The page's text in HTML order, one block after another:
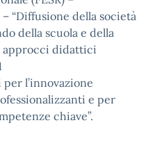
“Diffusione della società
della scuola e della
approcci didattici
l’innovazione
e per
chiave”.